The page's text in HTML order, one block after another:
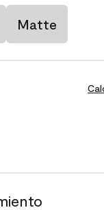
Matte